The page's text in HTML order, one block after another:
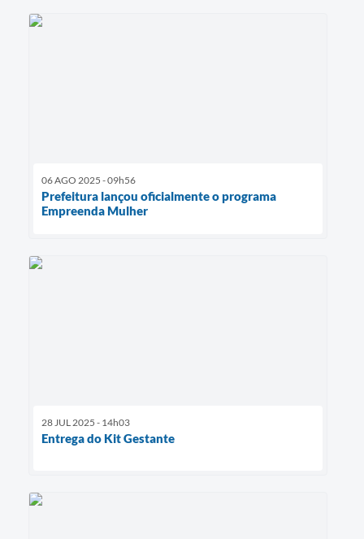
06 AGO 2025 - 09h56
Prefeitura lançou oficialmente o programa
Empreenda Mulher
28 JUL 2025 - 14h03
Entrega do Kit Gestante